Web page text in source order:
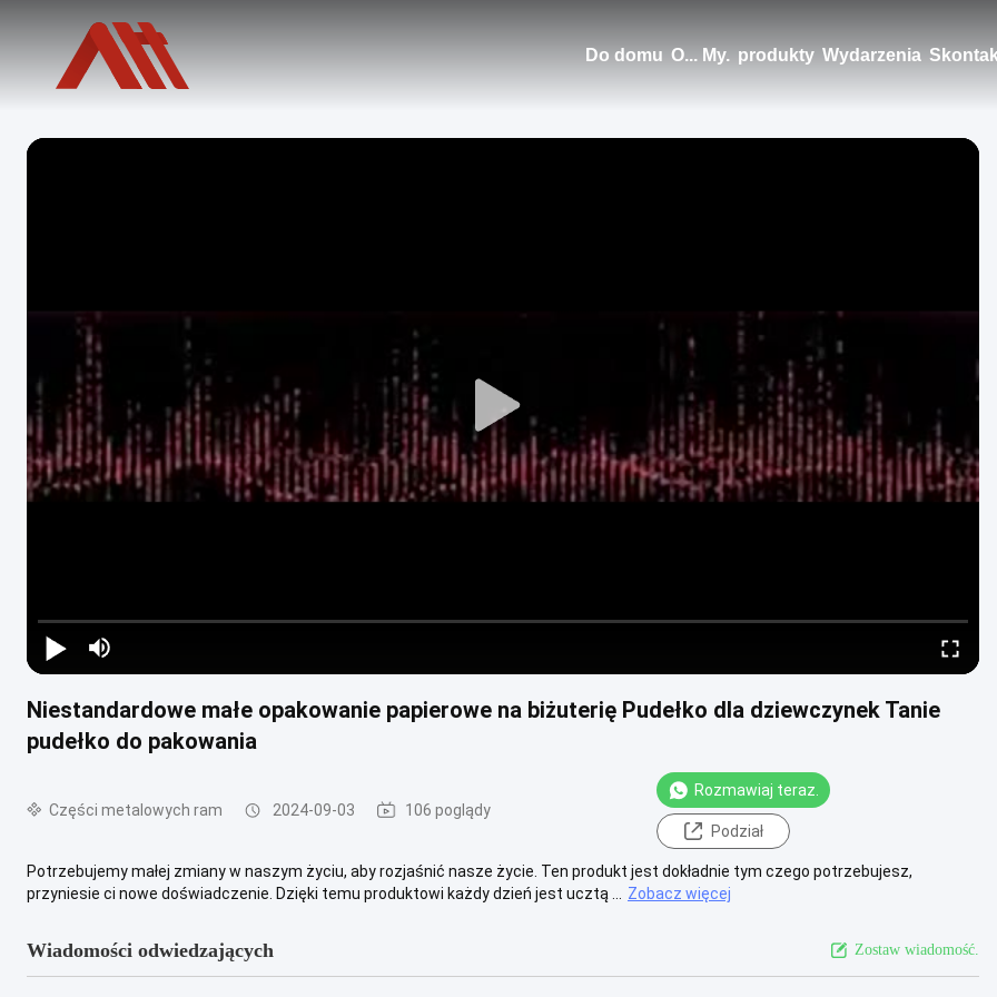
Do domu O... My. produkty Wydarzenia
Niestandardowe małe opakowanie papierowe na biżuterię Pudełko dla dziewczynek Tanie
pudełko do pakowania
Części metalowych ram 2024-09-03 106 poglądy
Rozmawiaj teraz.
Podział
Potrzebujemy małej zmiany w naszym życiu, aby rozjaśnić nasze życie. Ten produkt jest dokładnie tym czego potrzebujesz,
przyniesie ci nowe doświadczenie. Dzięki temu produktowi każdy dzień jest ucztą ...
Zobacz więcej
Wiadomości odwiedzających Zostaw wiadomość.